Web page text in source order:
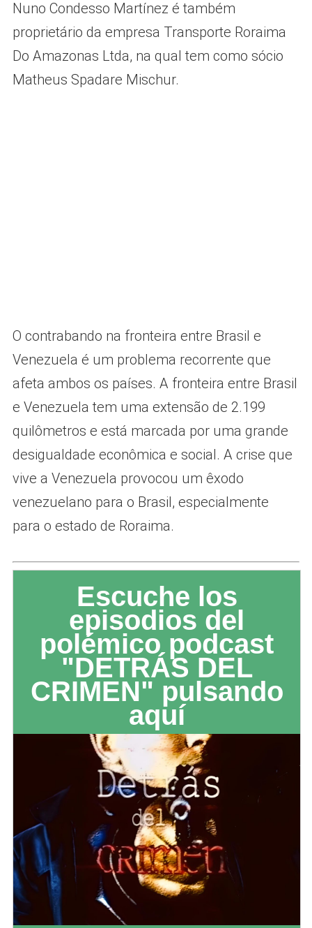
Nuno Condesso Martínez é também
proprietário da empresa Transporte Roraima
Do Amazonas Ltda, na qual tem como sócio
Matheus Spadare Mischur.
O contrabando na fronteira entre Brasil e
Venezuela é um problema recorrente que
afeta ambos os países. A fronteira entre Brasil
e Venezuela tem uma extensão de 2.199
quilômetros e está marcada por uma grande
desigualdade econômica e social. A crise que
vive a Venezuela provocou um êxodo
venezuelano para o Brasil, especialmente
para o estado de Roraima.
Escuche los
episodios del
polémico podcast
"DETRÁS DEL
CRIMEN" pulsando
aquí